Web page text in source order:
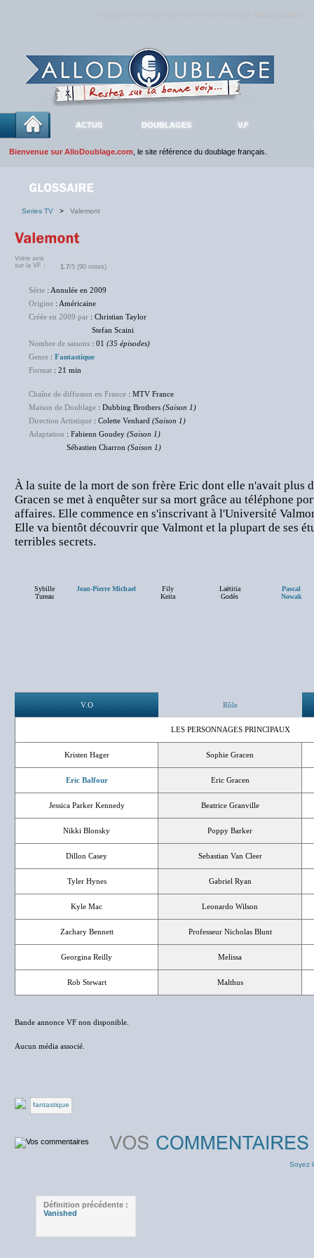
ACTUS DOUBLAGES V.F
Bienvenue sur AlloDoublage.com , le site référence du doublage français.
Series TV > Valemont
Votre avis
sur la VF :
1.7/5 (90 notes)
Série : Annulée en 2009
Origine : Américaine
Créée en 2009 par : Christian Taylor
Stefan Scaini
Nombre de saisons : 01 (35 épisodes)
Genre : Fantastique
Format : 21 min
Chaîne de diffusion en France : MTV France
Maison de Doublage : Dubbing Brothers (Saison 1)
Direction Artistique : Colette Venhard (Saison 1)
Adaptation : Fabienn Goudey (Saison 1)
Sébastien Charron (Saison 1)
À la suite de la mort de son frère Eric dont elle n'avait plus
Gracen se met à enquêter sur sa mort grâce au téléphone
affaires. Elle commence en s'inscrivant à l'Université
Elle va bientôt découvrir que Valmont et la plupart de ses
terribles secrets.
Sybille
Tureau
Jean-Pierre Michael
Fily
Keita
Laëtitia
Godès
Pascal
Nowak
V.O Rôle
LES PERSONNAGES PRINCIPAUX
Kristen Hager Sophie Gracen
Eric Balfour Eric Gracen
Jessica Parker Kennedy Beatrice Granville
Nikki Blonsky Poppy Barker
Dillon Casey Sebastian Van Cleer
Tyler Hynes Gabriel Ryan
Kyle Mac Leonardo Wilson
Zachary Bennett Professeur Nicholas Blunt
Georgina Reilly Melissa
Rob Stewart Malthus
Bande annonce VF non disponible.
Aucun média associé.
fantastique
Soyez
Définition précédente :
Vanished